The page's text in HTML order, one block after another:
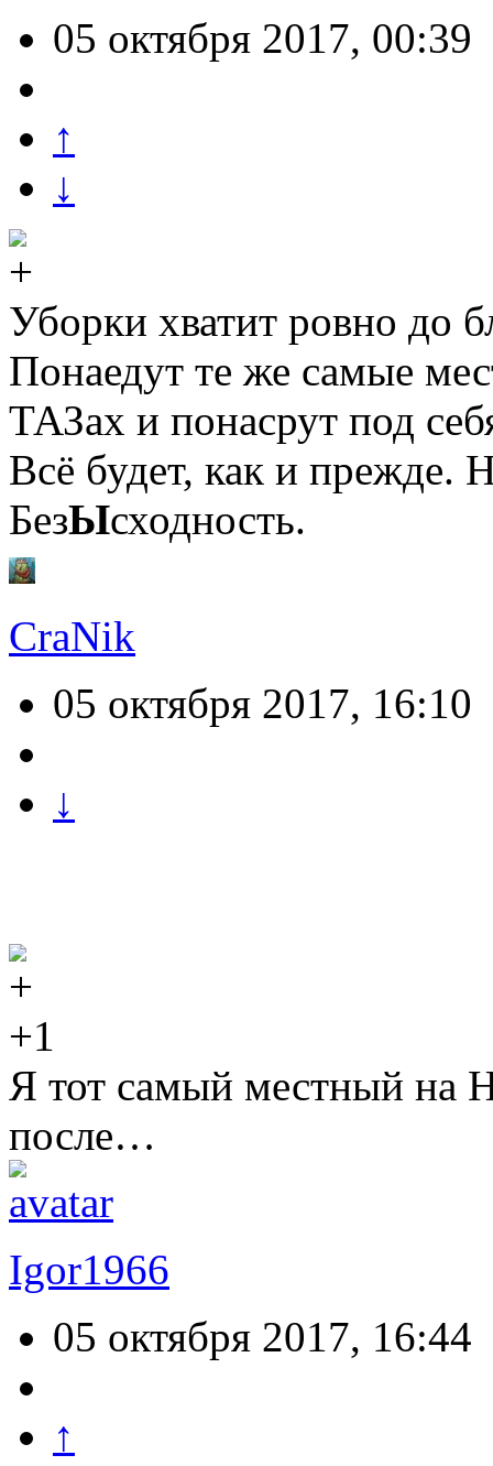
05 октября 2017, 00:39
↑
↓
Уборки хватит ровно
Понаедут те же самые
ТАЗах и понасрут под
Всё будет, как и прежде.
БезЫсходность.
CraNik
05 октября 2017, 16:10
↓
+1
Я тот самый местный на
после…
Igor1966
05 октября 2017, 16:44
↑